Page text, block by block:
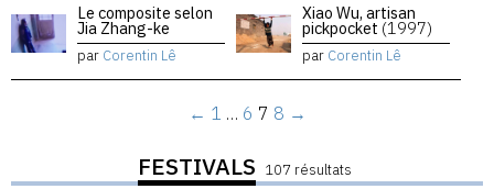
Le composite selon
Jia Zhang-ke
par Corentin Lê
Xiao Wu, artisan
pickpocket (1997)
par Corentin Lê
← 1 … 6 7 8 →
FESTIVALS 107 résultats